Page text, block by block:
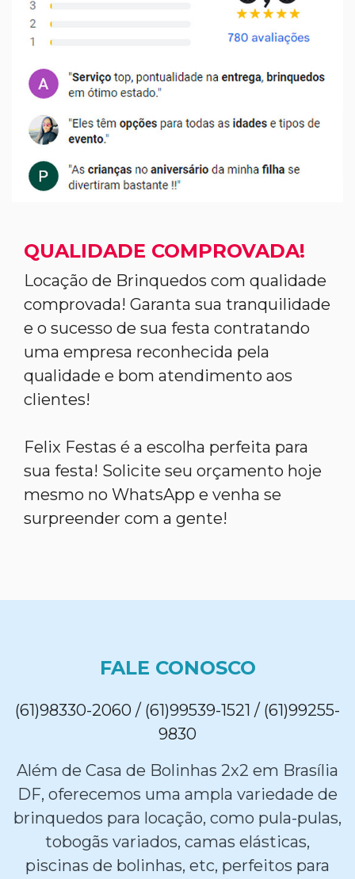
QUALIDADE COMPROVADA!
Locação de Brinquedos com qualidade
comprovada! Garanta sua tranquilidade
e o sucesso de sua festa contratando
uma empresa reconhecida pela
qualidade e bom atendimento aos
clientes!
Felix Festas é a escolha perfeita para
sua festa! Solicite seu orçamento hoje
mesmo no WhatsApp e venha se
surpreender com a gente!
FALE CONOSCO
(61)98330-2060 / (61)99539-1521 / (61)99255-
9830
Além de Casa de Bolinhas 2x2 em Brasília
DF, oferecemos uma ampla variedade de
brinquedos para locação, como pula-pulas,
tobogãs variados, camas elásticas,
piscinas de bolinhas, etc, perfeitos para